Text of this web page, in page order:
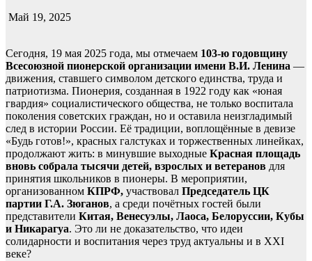
Май 19, 2025
Сегодня, 19 мая 2025 года, мы отмечаем 103-ю годовщину
Всесоюзной пионерской организации имени В.И. Ленина —
движения, ставшего символом детского единства, труда и
патриотизма. Пионерия, созданная в 1922 году как «юная
гвардия» социалистического общества, не только воспитала
поколения советских граждан, но и оставила неизгладимый
след в истории России. Её традиции, воплощённые в девизе
«Будь готов!», красных галстуках и торжественных линейках,
продолжают жить: в минувшие выходные Красная площадь
вновь собрала тысячи детей, взрослых и ветеранов для
принятия школьников в пионеры. В мероприятии,
организованном КПРФ, участвовал Председатель ЦК
партии Г.А. Зюганов, а среди почётных гостей были
представители Китая, Венесуэлы, Лаоса, Белоруссии, Кубы
и Никарагуа. Это ли не доказательство, что идеи
солидарности и воспитания через труд актуальны и в XXI
веке?